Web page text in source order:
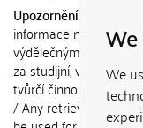
We
Upozornění / Notice:
informace nemohou
výdělečným účelům
za studijní, vědeckou
tvůrčí činnost jiné
/ Any retrieved